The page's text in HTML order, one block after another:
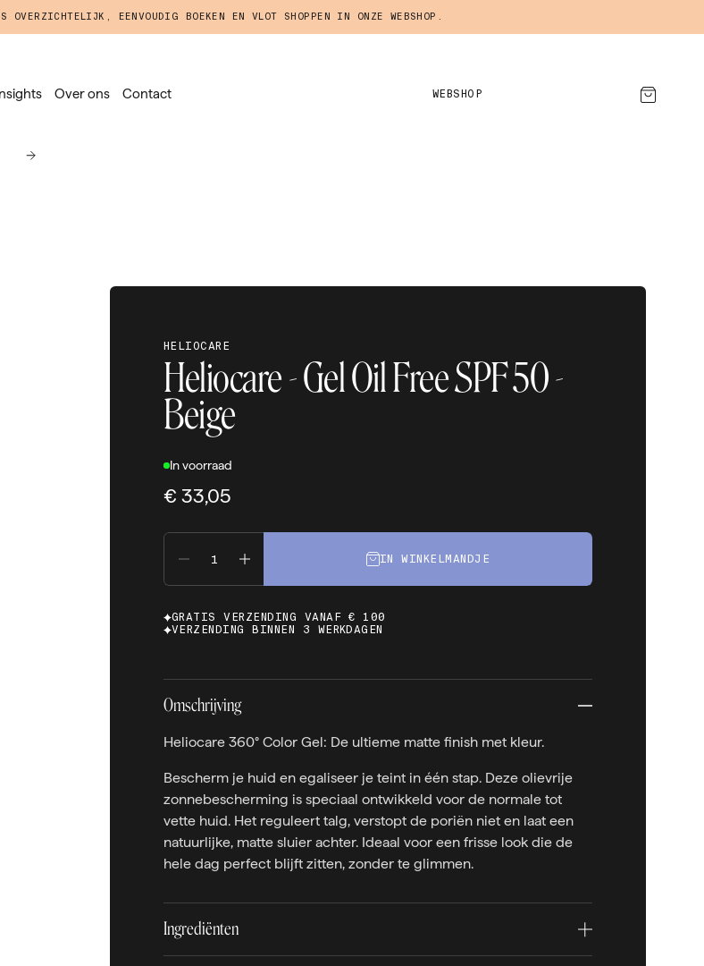
OVERZICHTELIJK, EENVOUDIG BOEKEN EN VLOT SHOPPEN IN ONZE WEBSHOP.
Over ons Contact WEBSHOP
HELIOCARE
Heliocare - Gel Oil Free SPF 50 -
Beige
In voorraad
€ 33,05
IN WINKELMANDJE
GRATIS VERZENDING VANAF € 100
VERZENDING BINNEN 3 WERKDAGEN
Omschrijving
Heliocare 360° Color Gel: De ultieme matte finish met kleur.
Bescherm je huid en egaliseer je teint in één stap. Deze olievrije
zonnebescherming is speciaal ontwikkeld voor de normale tot
vette huid. Het reguleert talg, verstopt de poriën niet en laat een
natuurlijke, matte sluier achter. Ideaal voor een frisse look die de
hele dag perfect blijft zitten, zonder te glimmen.
Ingrediënten